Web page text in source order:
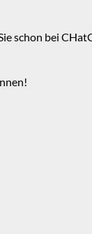
schon bei